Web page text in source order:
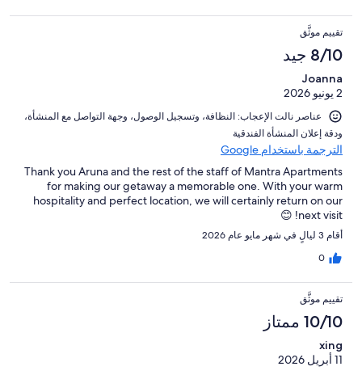
تقييم موثَّق
8/10 جيد
Joanna
2 يونيو 2026
عناصر نالت الإعجاب: ⁦النظافة⁩، و⁦تسجيل الوصول⁩، و⁦جهة التواصل مع المنشأة⁩،
و⁦دقة إعلان المنشأة الفندقية⁩
الترجمة باستخدام Google
Thank you Aruna and the rest of the staff of Mantra Apartments
for making our getaway a memorable one. With your warm
hospitality and perfect location, we will certainly return on our
next visit! 😊
أقام 3 ليالٍ في شهر مايو عام 2026
0
تقييم موثَّق
10/10 ممتاز
xing
11 أبريل 2026